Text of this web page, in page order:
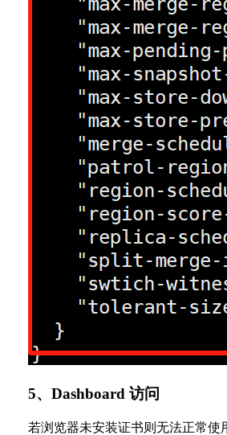
5、Dashboard 访问
若浏览器未安装证书则无法正常使